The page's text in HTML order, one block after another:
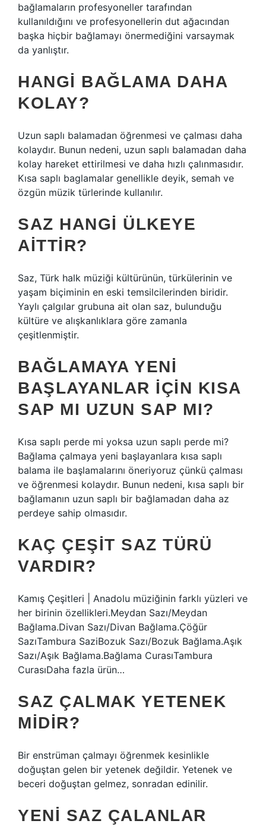
bağlamaların profesyoneller tarafından
kullanıldığını ve profesyonellerin dut ağacından
başka hiçbir bağlamayı önermediğini varsaymak
da yanlıştır.
HANGI BAĞLAMA DAHA
KOLAY?
Uzun saplı balamadan öğrenmesi ve çalması daha
kolaydır. Bunun nedeni, uzun saplı balamadan daha
kolay hareket ettirilmesi ve daha hızlı çalınmasıdır.
Kısa saplı baglamalar genellikle deyik, semah ve
özgün müzik türlerinde kullanılır.
SAZ HANGI ÜLKEYE
AITTIR?
Saz, Türk halk müziği kültürünün, türkülerinin ve
yaşam biçiminin en eski temsilcilerinden biridir.
Yaylı çalgılar grubuna ait olan saz, bulunduğu
kültüre ve alışkanlıklara göre zamanla
çeşitlenmiştir.
BAĞLAMAYA YENI
BAŞLAYANLAR IÇIN KISA
SAP MI UZUN SAP MI?
Kısa saplı perde mi yoksa uzun saplı perde mi?
Bağlama çalmaya yeni başlayanlara kısa saplı
balama ile başlamalarını öneriyoruz çünkü çalması
ve öğrenmesi kolaydır. Bunun nedeni, kısa saplı bir
bağlamanın uzun saplı bir bağlamadan daha az
perdeye sahip olmasıdır.
KAÇ ÇEŞIT SAZ TÜRÜ
VARDIR?
Kamış Çeşitleri | Anadolu müziğinin farklı yüzleri ve
her birinin özellikleri.Meydan Sazı/Meydan
Bağlama.Divan Sazı/Divan Bağlama.Çöğür
SazıTambura SaziBozuk Sazı/Bozuk Bağlama.Aşık
Sazı/Aşık Bağlama.Bağlama CurasıTambura
CurasıDaha fazla ürün…
SAZ ÇALMAK YETENEK
MIDIR?
Bir enstrüman çalmayı öğrenmek kesinlikle
doğuştan gelen bir yetenek değildir. Yetenek ve
beceri doğuştan gelmez, sonradan edinilir.
YENI SAZ ÇALANLAR